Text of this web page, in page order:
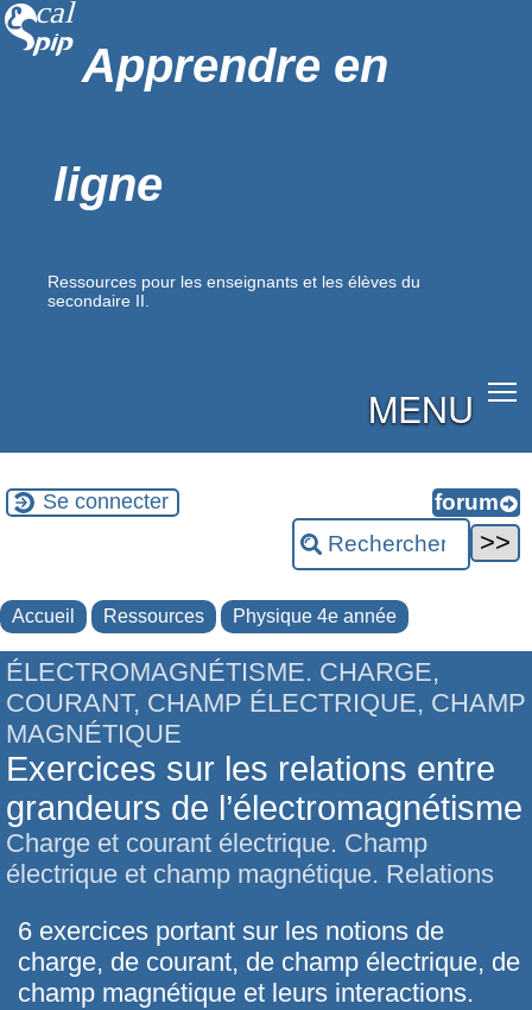
Apprendre en
ligne
Ressources pour les enseignants et les élèves du
secondaire II.
MENU
Se connecter
Accueil Ressources Physique 4e année
ÉLECTROMAGNÉTISME. CHARGE,
COURANT, CHAMP ÉLECTRIQUE, CHAMP
MAGNÉTIQUE
Exercices sur les relations entre
grandeurs de l’électromagnétisme
Charge et courant électrique. Champ
électrique et champ magnétique. Relations
6 exercices portant sur les notions de
charge, de courant, de champ électrique, de
champ magnétique et leurs interactions.